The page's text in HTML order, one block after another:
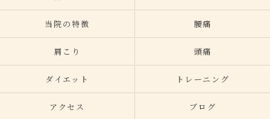
当院の特徴 腰痛
肩こり 頭痛
ダイエット トレーニング
アクセス ブログ